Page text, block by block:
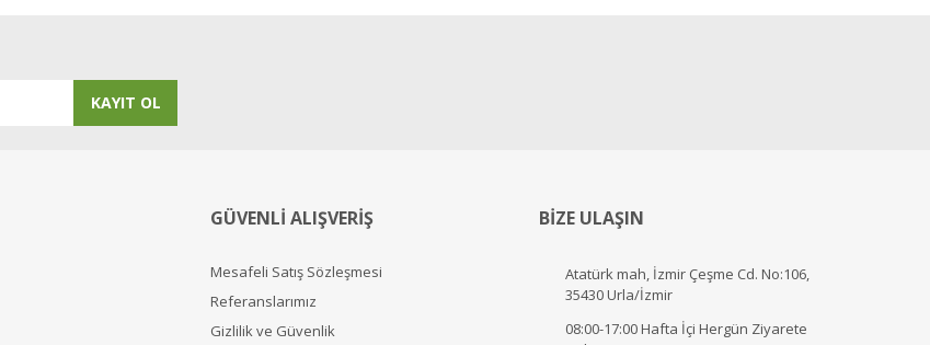
KAYIT OL
GÜVENLİ ALIŞVERİŞ
Mesafeli Satış Sözleşmesi
Referanslarımız
Gizlilik ve Güvenlik
BİZE ULAŞIN
Atatürk mah, İzmir Çeşme Cd. No:106,
35430 Urla/İzmir
08:00-17:00 Hafta İçi Hergün Ziyarete